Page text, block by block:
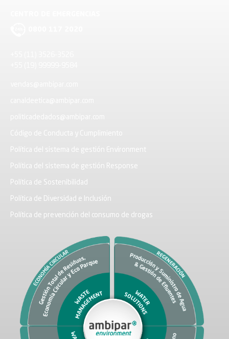
Código de Conducta y Cumplimiento
Política del sistema de gestión Environment
Política del sistema de gestión Response
Política de Sostenibilidad
Política de Diversidad e Inclusión
Política de prevención del consumo de drogas